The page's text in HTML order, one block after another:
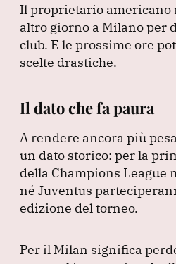
Il proprietario americano
altro giorno a Milano per
club. E le prossime ore
scelte drastiche.
Il dato che fa paura
A rendere ancora più
un dato storico: per la
della Champions League
né Juventus
edizione del torneo.
Per il Milan significa